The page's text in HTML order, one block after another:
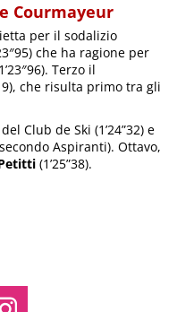
Courmayeur
per il sodalizio
che ha ragione per
Terzo il
che risulta primo tra gli
del Club de Ski (1’24”32) e
secondo Aspiranti). Ottavo,
(1’25”38).